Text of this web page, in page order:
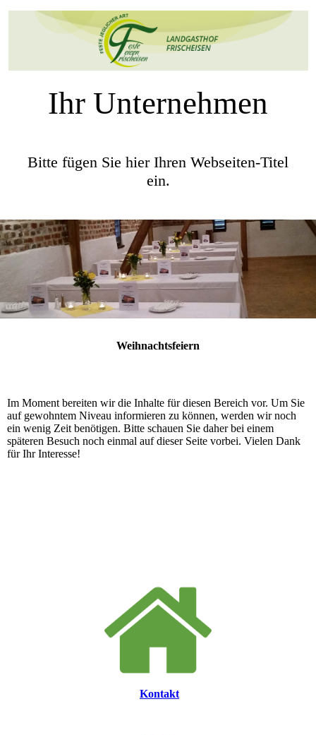
Ihr Unternehmen
Bitte fügen Sie hier Ihren Webseiten-Titel
ein.
Weihnachtsfeiern
Im Moment bereiten wir die Inhalte für diesen Bereich vor. Um Sie
auf gewohntem Niveau informieren zu können, werden wir noch
ein wenig Zeit benötigen. Bitte schauen Sie daher bei einem
späteren Besuch noch einmal auf dieser Seite vorbei. Vielen Dank
für Ihr Interesse!
Kontakt